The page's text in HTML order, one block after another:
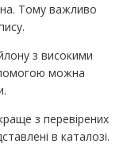
Тому важливо
з високими
можна
з перевірених
в каталозі.